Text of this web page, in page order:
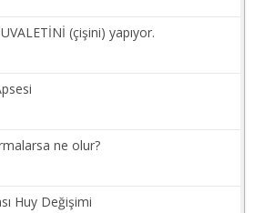
(çişini) yapıyor.
ne olur?
Huy Değişimi